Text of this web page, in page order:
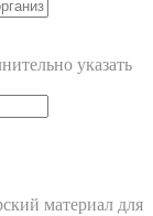
указать
материал для